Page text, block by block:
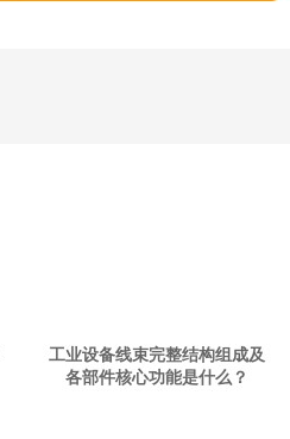
工业设备线束完整结构组成及
各部件核心功能是什么？